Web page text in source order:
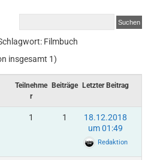
Filmbuch
insgesamt 1)
Teilnehme
r
Beiträge Letzter Beitrag
1 1
18.12.2018
um 01:49
Redaktion